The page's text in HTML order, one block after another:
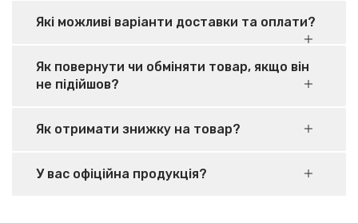
Які можливі варіанти доставки та оплати?
Як повернути чи обміняти товар, якщо він
не підійшов?
Як отримати знижку на товар?
У вас офіційна продукція?